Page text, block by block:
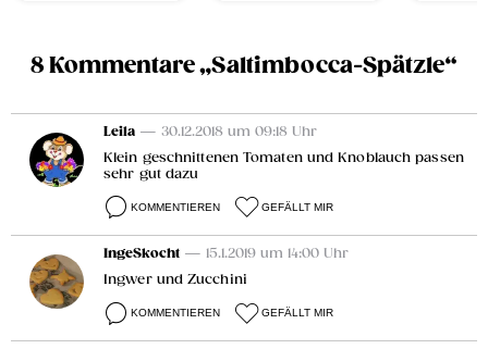
8 Kommentare „Saltimbocca-Spätzle“
Leila — 30.12.2018 um 09:18 Uhr
Klein geschnittenen Tomaten und Knoblauch passen
sehr gut dazu
KOMMENTIEREN GEFÄLLT MIR
IngeSkocht — 15.1.2019 um 14:00 Uhr
Ingwer und Zucchini
KOMMENTIEREN GEFÄLLT MIR